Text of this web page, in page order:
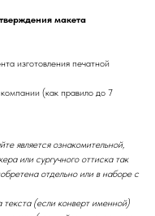
макета
изготовления печатной
(как правило до 7
является ознакомительной,
или сургучного оттиска так
отдельно или в наборе с
текста (если конверт именной)